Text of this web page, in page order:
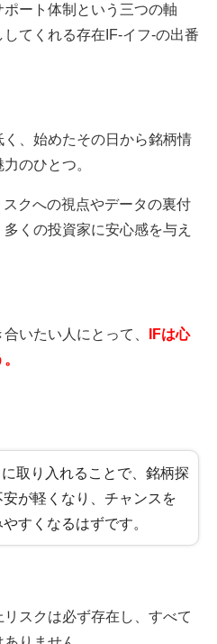
ート体制という三つの軸
てくれる存在IF-イフ-の出番
、始めたその日から銘柄情
のひとつ。
クへの視点やデータの裏付
くの投資家に安心感を与え
いたい人にとって、
IFは心
に取り入れることで、銘柄探
安が軽くなり、チャンスを
やすくなるはずです。
スクは必ず存在し、すべて
りません。